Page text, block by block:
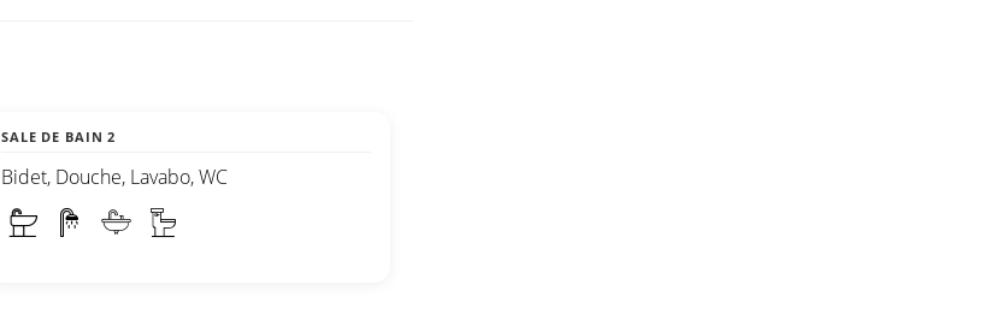
SALE DE BAIN 2
Bidet, Douche, Lavabo, WC